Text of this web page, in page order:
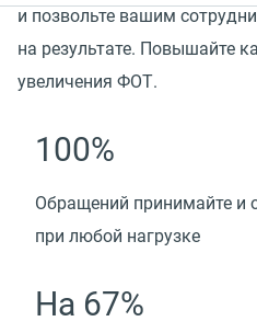
и позвольте вашим
на результате. Повышайте
увеличения ФОТ.
100%
Обращений принимайте и
при любой нагрузке
На 67%